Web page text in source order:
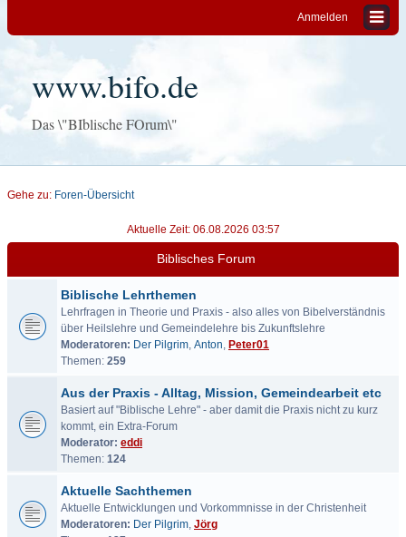
Anmelden
www.bifo.de
Das \"BIblische FOrum\"
Gehe zu: Foren-Übersicht
Aktuelle Zeit: 06.08.2026 03:57
Biblisches Forum
Biblische Lehrthemen
Lehrfragen in Theorie und Praxis - also alles von Bibelverständnis
über Heilslehre und Gemeindelehre bis Zukunftslehre
Moderatoren: Der Pilgrim, Anton, Peter01
Themen: 259
Aus der Praxis - Alltag, Mission, Gemeindearbeit etc
Basiert auf "Biblische Lehre" - aber damit die Praxis nicht zu kurz
kommt, ein Extra-Forum
Moderator: eddi
Themen: 124
Aktuelle Sachthemen
Aktuelle Entwicklungen und Vorkommnisse in der Christenheit
Moderatoren: Der Pilgrim, Jörg